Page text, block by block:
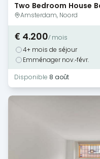
Two Bedroom House
Monthly Rental
Amsterdam, Noord
€ 4.200/ mois
4+ mois de séjour
Emménager nov.-févr.
Disponible 8 août